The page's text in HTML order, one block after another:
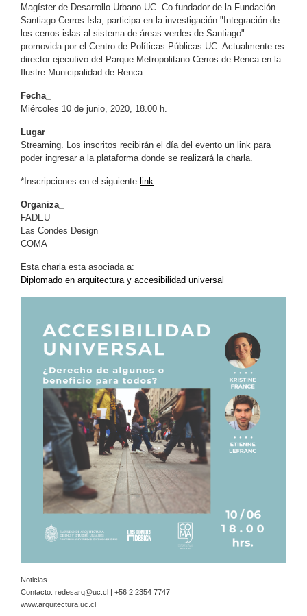
Magíster de Desarrollo Urbano UC. Co-fundador de la Fundación
Santiago Cerros Isla, participa en la investigación "Integración de
los cerros islas al sistema de áreas verdes de Santiago"
promovida por el Centro de Políticas Públicas UC. Actualmente es
director ejecutivo del Parque Metropolitano Cerros de Renca en la
Ilustre Municipalidad de Renca.
Fecha_
Miércoles 10 de junio, 2020, 18.00 h.
Lugar_
Streaming. Los inscritos recibirán el día del evento un link para
poder ingresar a la plataforma donde se realizará la charla.
*Inscripciones en el siguiente link
Organiza_
FADEU
Las Condes Design
COMA
Esta charla esta asociada a:
Diplomado en arquitectura y accesibilidad universal
Noticias
Contacto: redesarq@uc.cl | +56 2 2354 7747
www.arquitectura.uc.cl